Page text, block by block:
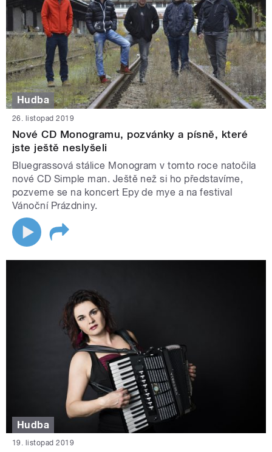
Hudba
26. listopad 2019
Nové CD Monogramu, pozvánky a písně, které
jste ještě neslyšeli
Bluegrassová stálice Monogram v tomto roce natočila
nové CD Simple man. Ještě než si ho představíme,
pozveme se na koncert Epy de mye a na festival
Vánoční Prázdniny.
Hudba
19. listopad 2019